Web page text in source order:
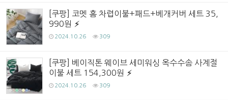
[쿠팡] 코멧 홈 차렵이불+패드+베개커버 세트 35,
990원
2024.10.26 309
[쿠팡] 베이직톤 웨이브 세미워싱 옥수수솜 사계절
이불 세트 154,300원
2024.10.26 309